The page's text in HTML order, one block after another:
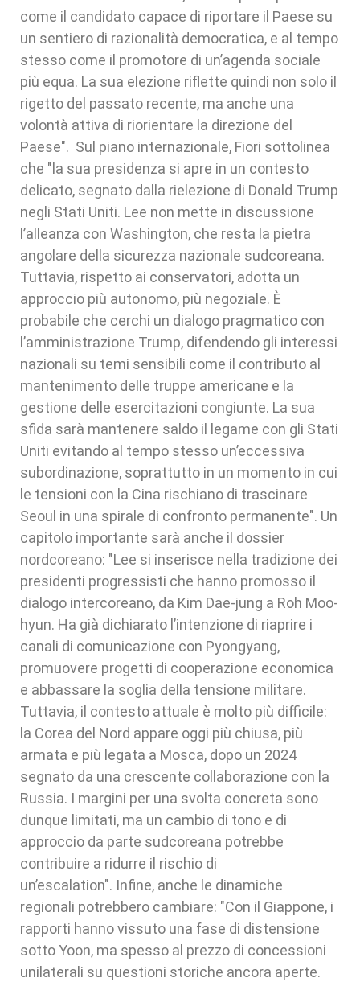
come il candidato capace di riportare il Paese su
un sentiero di razionalità democratica, e al tempo
stesso come il promotore di un’agenda sociale
più equa. La sua elezione riflette quindi non solo il
rigetto del passato recente, ma anche una
volontà attiva di riorientare la direzione del
Paese". Sul piano internazionale, Fiori sottolinea
che "la sua presidenza si apre in un contesto
delicato, segnato dalla rielezione di Donald Trump
negli Stati Uniti. Lee non mette in discussione
l’alleanza con Washington, che resta la pietra
angolare della sicurezza nazionale sudcoreana.
Tuttavia, rispetto ai conservatori, adotta un
approccio più autonomo, più negoziale. È
probabile che cerchi un dialogo pragmatico con
l’amministrazione Trump, difendendo gli interessi
nazionali su temi sensibili come il contributo al
mantenimento delle truppe americane e la
gestione delle esercitazioni congiunte. La sua
sfida sarà mantenere saldo il legame con gli Stati
Uniti evitando al tempo stesso un’eccessiva
subordinazione, soprattutto in un momento in cui
le tensioni con la Cina rischiano di trascinare
Seoul in una spirale di confronto permanente". Un
capitolo importante sarà anche il dossier
nordcoreano: "Lee si inserisce nella tradizione dei
presidenti progressisti che hanno promosso il
dialogo intercoreano, da Kim Dae-jung a Roh Moo-
hyun. Ha già dichiarato l’intenzione di riaprire i
canali di comunicazione con Pyongyang,
promuovere progetti di cooperazione economica
e abbassare la soglia della tensione militare.
Tuttavia, il contesto attuale è molto più difficile:
la Corea del Nord appare oggi più chiusa, più
armata e più legata a Mosca, dopo un 2024
segnato da una crescente collaborazione con la
Russia. I margini per una svolta concreta sono
dunque limitati, ma un cambio di tono e di
approccio da parte sudcoreana potrebbe
contribuire a ridurre il rischio di
un’escalation". Infine, anche le dinamiche
regionali potrebbero cambiare: "Con il Giappone, i
rapporti hanno vissuto una fase di distensione
sotto Yoon, ma spesso al prezzo di concessioni
unilaterali su questioni storiche ancora aperte.